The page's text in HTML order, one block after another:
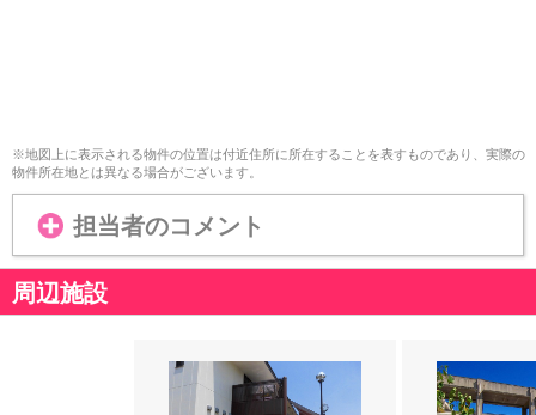
※地図上に表示される物件の位置は付近住所に所在することを表すものであり、実際の
物件所在地とは異なる場合がございます。
担当者のコメント
周辺施設